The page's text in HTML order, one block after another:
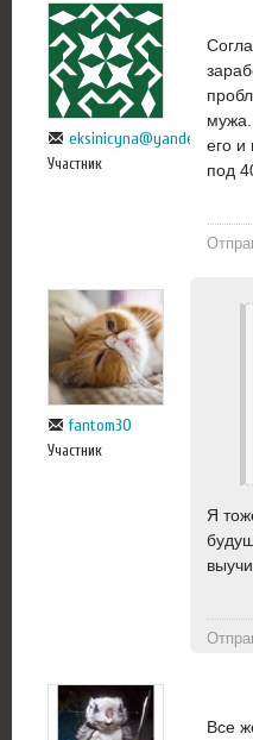
eksinicyna@yandex.ru
Участник
мужа.
его
под
fantom30
Участник
Я
Все